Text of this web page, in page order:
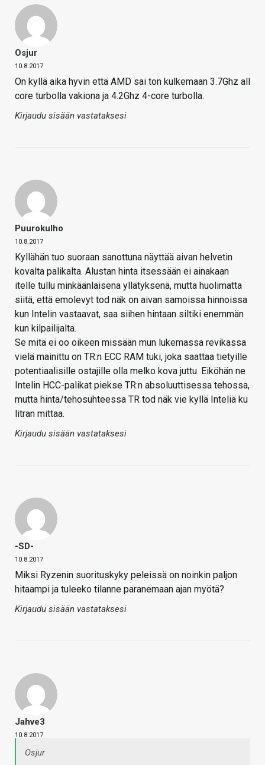
Osjur
10.8.2017
On kyllä aika hyvin että AMD sai ton kulkemaan 3.7Ghz all
core turbolla vakiona ja 4.2Ghz 4-core turbolla.
Kirjaudu sisään vastataksesi
Puurokulho
10.8.2017
Kyllähän tuo suoraan sanottuna näyttää aivan helvetin
kovalta palikalta. Alustan hinta itsessään ei ainakaan
itelle tullu minkäänlaisena yllätyksenä, mutta huolimatta
siitä, että emolevyt tod näk on aivan samoissa hinnoissa
kun Intelin vastaavat, saa siihen hintaan siltiki enemmän
kun kilpailijalta.
Se mitä ei oo oikeen missään mun lukemassa revikassa
vielä mainittu on TR:n ECC RAM tuki, joka saattaa tietyille
potentiaalisille ostajille olla melko kova juttu. Eiköhän ne
Intelin HCC-palikat piekse TR:n absoluuttisessa tehossa,
mutta hinta/tehosuhteessa TR tod näk vie kyllä Inteliä ku
litran mittaa.
Kirjaudu sisään vastataksesi
-SD-
10.8.2017
Miksi Ryzenin suorituskyky peleissä on noinkin paljon
hitaampi ja tuleeko tilanne paranemaan ajan myötä?
Kirjaudu sisään vastataksesi
Jahve3
10.8.2017
Osjur